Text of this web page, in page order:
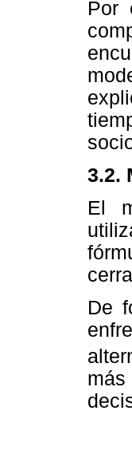
Por
3.2.
El
De